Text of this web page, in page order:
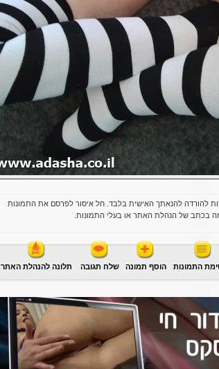
להורדה להנאתך האישית בלבד. חל איסור לפרסם את התמונות
בכתב של הנהלת האתר או בעלי התמונות.
התמונות הוסף תמונה שלח תגובה תלונה להנהלת האתר